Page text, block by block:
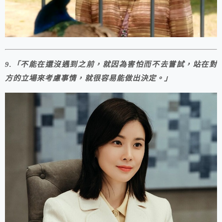
9.「不能在還沒遇到之前，就因為害怕而不去嘗試，站在對
方的立場來考慮事情，就很容易能做出決定。」